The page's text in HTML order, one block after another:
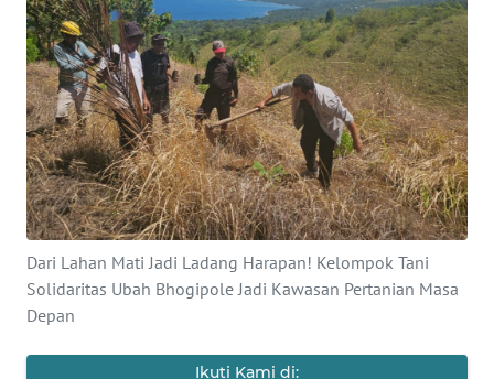
Dari Lahan Mati Jadi Ladang Harapan! Kelompok Tani
Solidaritas Ubah Bhogipole Jadi Kawasan Pertanian Masa
Depan
Ikuti Kami di:
OPINI
Informasi
INDEKS
BERITA
KONTAK
KAMI
IKLAN